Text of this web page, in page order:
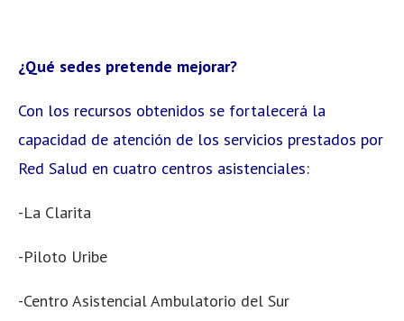
¿Qué sedes pretende mejorar?
Con los recursos obtenidos se fortalecerá la
capacidad de atención de los servicios prestados por
Red Salud en cuatro centros asistenciales:
-La Clarita
-Piloto Uribe
-Centro Asistencial Ambulatorio del Sur